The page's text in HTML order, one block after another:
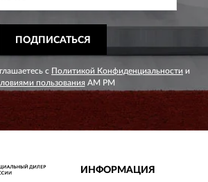
ПОДПИСАТЬСЯ
с Политикой Конфиденциальности и
пользования AM PM
ИНФОРМАЦИЯ